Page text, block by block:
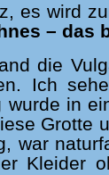
es wird
–
die
Ich
in
Grotte
war
Kleider